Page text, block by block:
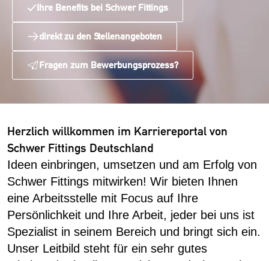
Ihre Benefits bei Schwer Fittings
direkt zu den Stellenangeboten
Fragen zum Bewerbungsprozess?
Herzlich willkommen im Karriereportal von
Schwer Fittings Deutschland
Ideen einbringen, umsetzen und am Erfolg von
Schwer Fittings mitwirken! Wir bieten Ihnen
eine Arbeitsstelle mit Focus auf Ihre
Persönlichkeit und Ihre Arbeit, jeder bei uns ist
Spezialist in seinem Bereich und bringt sich ein.
Unser Leitbild steht für ein sehr gutes